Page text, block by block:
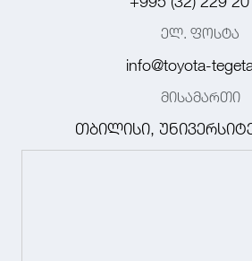
ელ. ფოსტა
info@toyota-
მისამართი
თბილისი,